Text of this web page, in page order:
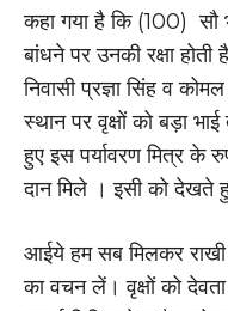
कहा गया है कि (100) सौ
बांधने पर उनकी रक्षा
निवासी प्रज्ञा सिंह व
स्थान पर वृक्षों को बड़ा
हुए इस पर्यावरण मित्र के
दान मिले । इसी को देखते
आईये हम सब मिलकर राखी
का वचन लें। वृक्षों को